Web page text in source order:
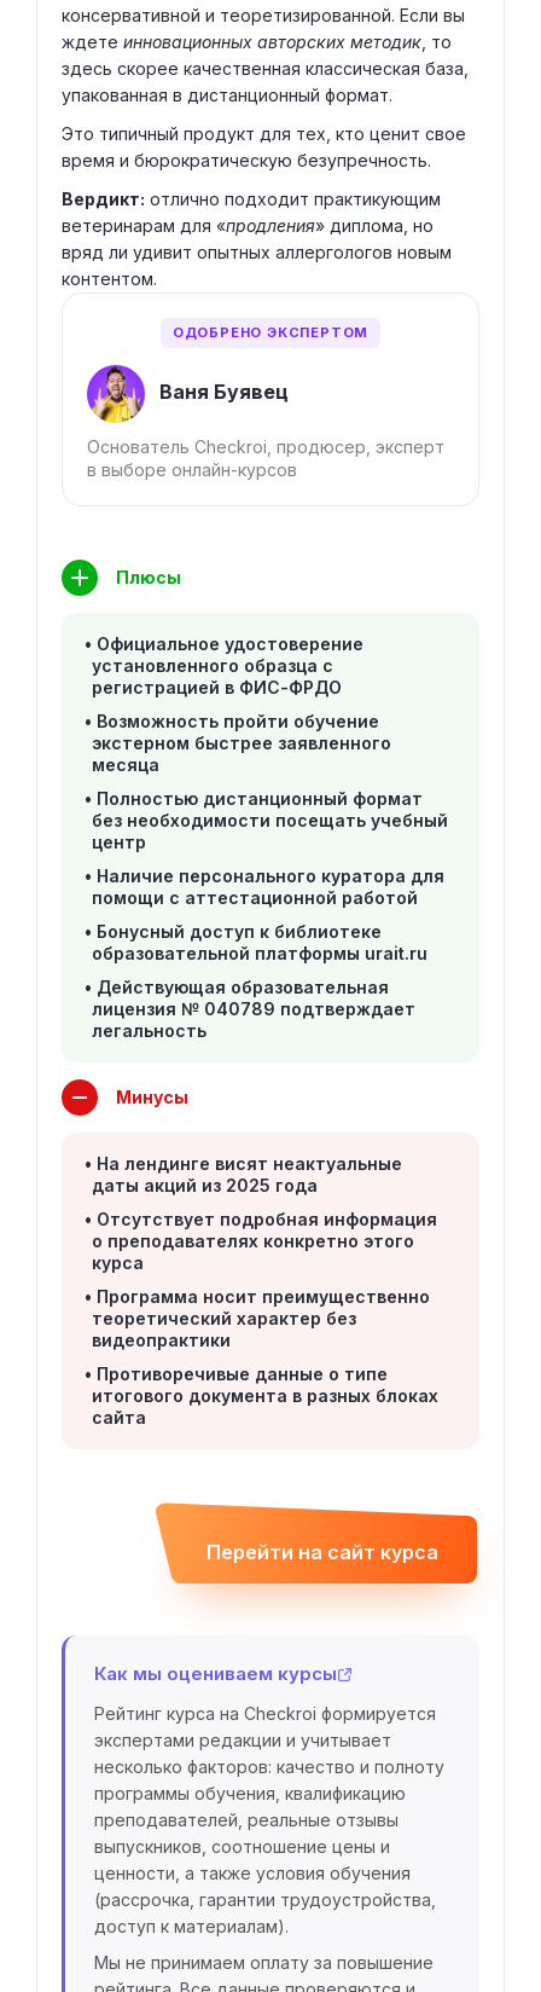
консервативной и теоретизированной. Если вы
ждете инновационных авторских методик , то
здесь скорее качественная классическая база,
упакованная в дистанционный формат.
Это типичный продукт для тех, кто ценит свое
время и бюрократическую безупречность.
Вердикт: отлично подходит практикующим
ветеринарам для «продления» диплома, но
вряд ли удивит опытных аллергологов новым
контентом.
ОДОБРЕНО ЭКСПЕРТОМ
Ваня Буявец
Основатель Checkroi, продюсер, эксперт
в выборе онлайн-курсов
Плюсы
Официальное удостоверение
установленного образца с
регистрацией в ФИС-ФРДО
Возможность пройти обучение
экстерном быстрее заявленного
месяца
Полностью дистанционный формат
без необходимости посещать учебный
центр
Наличие персонального куратора для
помощи с аттестационной работой
Бонусный доступ к библиотеке
образовательной платформы urait.ru
Действующая образовательная
лицензия № 040789 подтверждает
легальность
Минусы
На лендинге висят неактуальные
даты акций из 2025 года
Отсутствует подробная информация
о преподавателях конкретно этого
курса
Программа носит преимущественно
теоретический характер без
видеопрактики
Противоречивые данные о типе
итогового документа в разных блоках
сайта
Перейти на сайт курса
Как мы оцениваем курсы
Рейтинг курса на Checkroi формируется
экспертами редакции и учитывает
несколько факторов: качество и полноту
программы обучения, квалификацию
преподавателей, реальные отзывы
выпускников, соотношение цены и
ценности, а также условия обучения
(рассрочка, гарантии трудоустройства,
доступ к материалам).
Мы не принимаем оплату за повышение